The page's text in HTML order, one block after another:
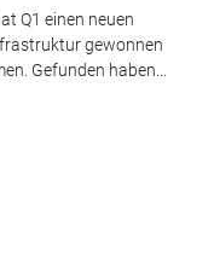
Q1 einen neuen
gewonnen
Gefunden haben...